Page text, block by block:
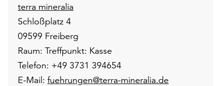
terra mineralia
Schloßplatz 4
09599 Freiberg
Raum: Treffpunkt: Kasse
Telefon: +49 3731 394654
E-Mail: fuehrungen@terra-mineralia.de